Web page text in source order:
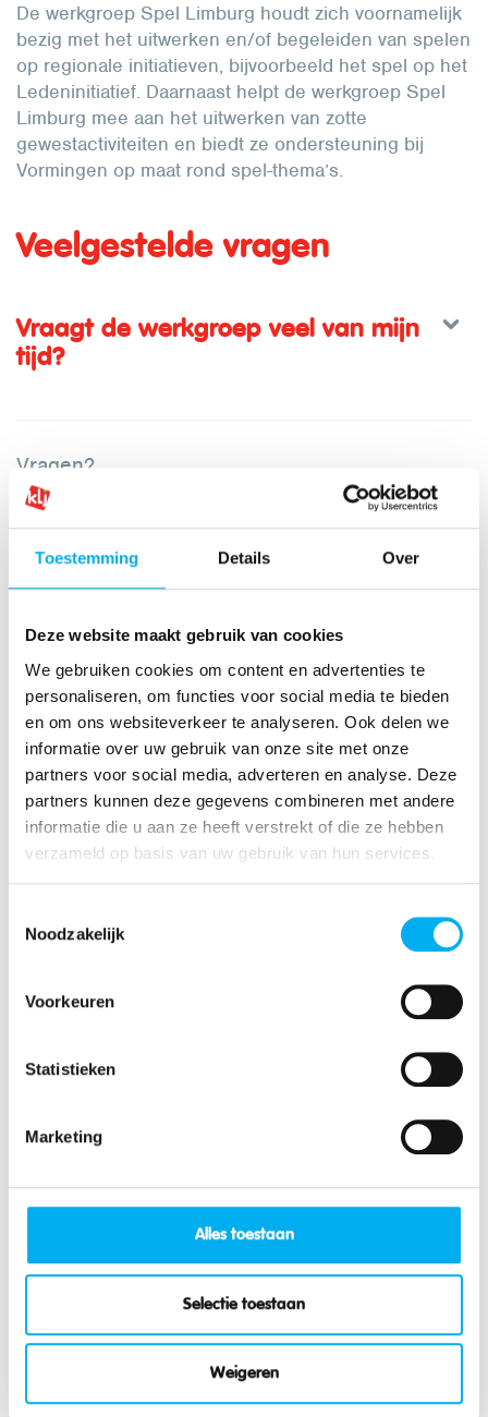
Toestemming Details Over
Deze website maakt gebruik van cookies
We gebruiken cookies om content en advertenties te
personaliseren, om functies voor social media te bieden
en om ons websiteverkeer te analyseren. Ook delen we
informatie over uw gebruik van onze site met onze
partners voor social media, adverteren en analyse. Deze
partners kunnen deze gegevens combineren met andere
informatie die u aan ze heeft verstrekt of die ze hebben
verzameld op basis van uw gebruik van hun services.
Noodzakelijk
Voorkeuren
Statistieken
Marketing
Alles toestaan
Selectie toestaan
Weigeren
De werkgroep Spel Limburg houdt zich voornamelijk
bezig met het uitwerken en/of begeleiden van spelen
op regionale initiatieven, bijvoorbeeld het spel op het
Ledeninitiatief. Daarnaast helpt de werkgroep Spel
Limburg mee aan het uitwerken van zotte
gewestactiviteiten en biedt ze ondersteuning bij
Vormingen op maat rond spel-thema’s.
Veelgestelde vragen
Vraagt de werkgroep veel van mijn
tijd?
Vragen?
Quinten Cools
Pedagogisch medewerker
quinten.cools@klj.be
+3214 24 41 51
Verantwoordelijk voor
KLJ-afdelingen van de gewesten: Geire Bij, 't Koet,
't HoK, De Welp en VooBoom.
Lees meer over dit thema